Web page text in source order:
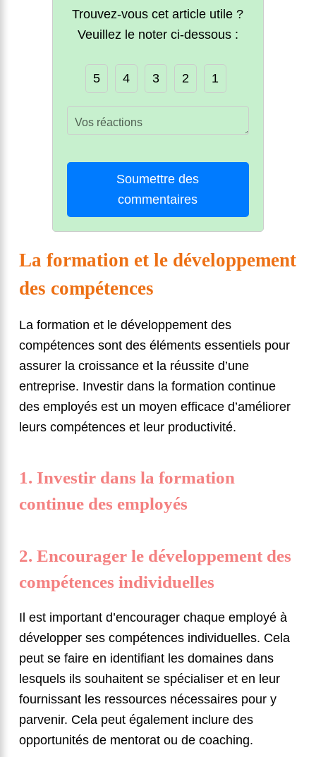
Trouvez-vous cet article utile ?
Veuillez le noter ci-dessous :
5 4 3 2 1
Soumettre des
commentaires
La formation et le développement
des compétences
La formation et le développement des
compétences sont des éléments essentiels pour
assurer la croissance et la réussite d’une
entreprise. Investir dans la formation continue
des employés est un moyen efficace d’améliorer
leurs compétences et leur productivité.
1. Investir dans la formation
continue des employés
2. Encourager le développement des
compétences individuelles
Il est important d’encourager chaque employé à
développer ses compétences individuelles. Cela
peut se faire en identifiant les domaines dans
lesquels ils souhaitent se spécialiser et en leur
fournissant les ressources nécessaires pour y
parvenir. Cela peut également inclure des
opportunités de mentorat ou de coaching.